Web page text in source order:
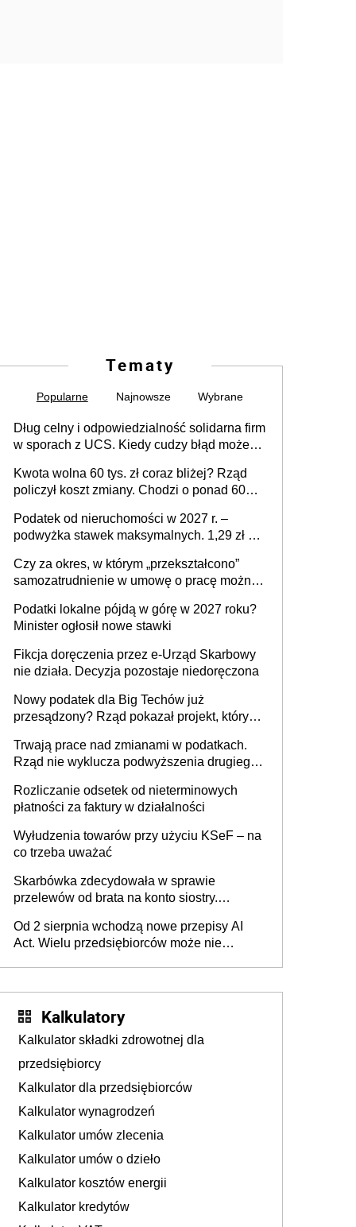
Tematy
Popularne Najnowsze Wybrane
Dług celny i odpowiedzialność solidarna firm
w sporach z UCS. Kiedy cudzy błąd może
Kwota wolna 60 tys. zł coraz bliżej? Rząd
policzył koszt zmiany. Chodzi o ponad 60
Podatek od nieruchomości w 2027 r. –
podwyżka stawek maksymalnych. 1,29 zł za
budynków i lokali związanych z
prowadzeniem działalności gospodarczej
Czy za okres, w którym „przekształcono”
samozatrudnienie w umowę o pracę można
umowy cywilnoprawnej jedynym
racjonalnym wyjściem
Podatki lokalne pójdą w górę w 2027 roku?
Minister ogłosił nowe stawki
Fikcja doręczenia przez e-Urząd Skarbowy
nie działa. Decyzja pozostaje niedoręczona
Nowy podatek dla Big Techów już
przesądzony? Rząd pokazał projekt, który
Trwają prace nad zmianami w podatkach.
Rząd nie wyklucza podwyższenia drugiego
Rozliczanie odsetek od nieterminowych
płatności za faktury w działalności
Wyłudzenia towarów przy użyciu KSeF – na
co trzeba uważać
Skarbówka zdecydowała w sprawie
przelewów od brata na konto siostry.
darowizna, ale podatku jednak nie będzie
Od 2 sierpnia wchodzą nowe przepisy AI
Act. Wielu przedsiębiorców może nie
Kalkulatory
Kalkulator składki zdrowotnej dla
przedsiębiorcy
Kalkulator dla przedsiębiorców
Kalkulator wynagrodzeń
Kalkulator umów zlecenia
Kalkulator umów o dzieło
Kalkulator kosztów energii
Kalkulator kredytów